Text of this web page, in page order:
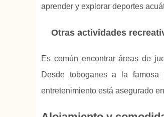
aprender y explorar deportes
Otras actividades
Es común encontrar áreas de
Desde toboganes a la
entretenimiento está asegurado